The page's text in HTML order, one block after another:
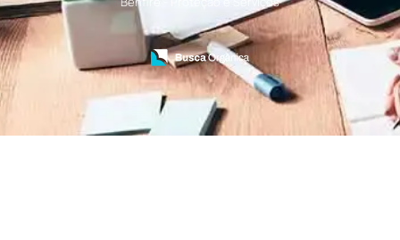
Treinamento de Bombeiros
Treinamento de Brigada
Treinamento de Brigada de Emergência
Treinamento de Brigada de Incêndio
Treinamento de Brigada de Incêndio Valor
Treinamento de Brigadista de Incêndio
Treinamento de Combate a Incêndio NR 23